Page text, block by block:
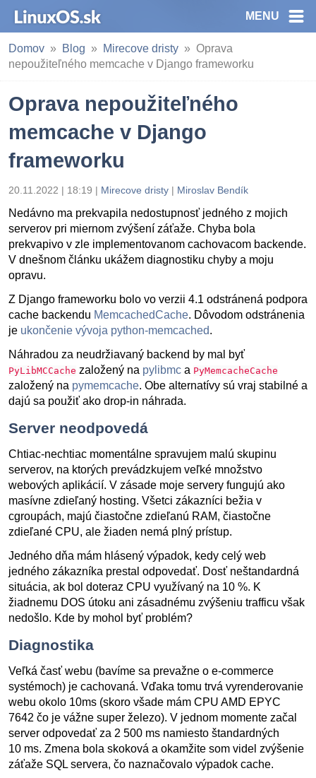
MENU
Domov Blog Mirecove dristy
Oprava
nepoužiteľného memcache v Django frameworku
Oprava nepoužiteľného
memcache v Django
frameworku
20.11.2022 | 18:19 | Mirecove dristy | Miroslav Bendík
Nedávno ma prekvapila nedostupnosť jedného z mojich
serverov pri miernom zvýšení záťaže. Chyba bola
prekvapivo v zle implementovanom cachovacom backende.
V dnešnom článku ukážem diagnostiku chyby a moju
opravu.
Z Django frameworku bolo vo verzii 4.1 odstránená podpora
cache backendu MemcachedCache. Dôvodom odstránenia
je ukončenie vývoja python-memcached.
Náhradou za neudržiavaný backend by mal byť
PyLibMCCache založený na pylibmc a PyMemcacheCache
založený na pymemcache. Obe alternatívy sú vraj stabilné a
dajú sa použiť ako drop-in náhrada.
Server neodpovedá
Chtiac-nechtiac momentálne spravujem malú skupinu
serverov, na ktorých prevádzkujem veľké množstvo
webových aplikácií. V zásade moje servery fungujú ako
masívne zdieľaný hosting. Všetci zákazníci bežia v
cgroupách, majú čiastočne zdieľanú RAM, čiastočne
zdieľané CPU, ale žiaden nemá plný prístup.
Jedného dňa mám hlásený výpadok, kedy celý web
jedného zákazníka prestal odpovedať. Dosť neštandardná
situácia, ak bol doteraz CPU využívaný na 10 %. K
žiadnemu DOS útoku ani zásadnému zvýšeniu trafficu však
nedošlo. Kde by mohol byť problém?
Diagnostika
Veľká časť webu (bavíme sa prevažne o e-commerce
systémoch) je cachovaná. Vďaka tomu trvá vyrenderovanie
webu okolo 10ms (skoro všade mám CPU AMD EPYC
7642 čo je vážne super železo). V jednom momente začal
server odpovedať za 2 500 ms namiesto štandardných
10 ms. Zmena bola skoková a okamžite som videl zvýšenie
záťaže SQL servera, čo naznačovalo výpadok cache.